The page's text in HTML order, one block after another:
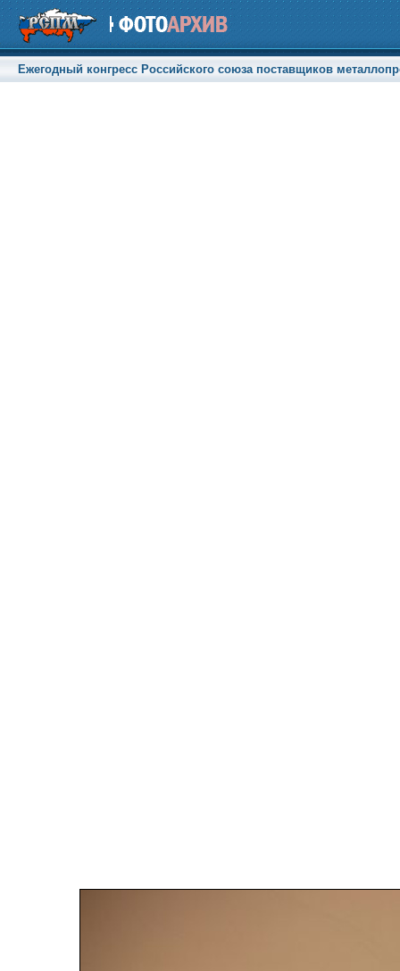
Ежегодный конгресс Российского союза поставщиков